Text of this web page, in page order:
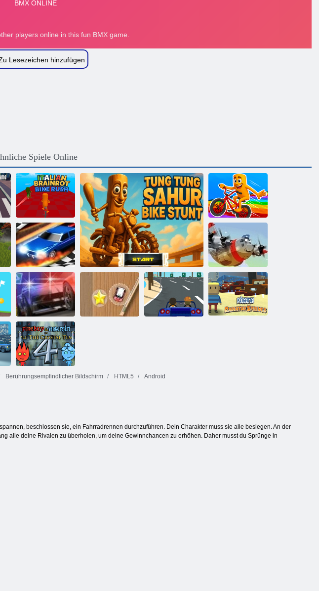
Lesezeichen hinzufügen
Spiele Online
Italienischer
Brainrot -
Fahrradsturm
Italienischer
Brainrotbike
Rush
Race 3d ziehen Heroisch Pilot
Straße Pursuit
Berührungsempfindlicher Bildschirm HTML5 Android
beschlossen sie, ein Fahrradrennen durchzuführen. Dein Charakter muss sie alle besiegen. An der
alle deine Rivalen zu überholen, um deine Gewinnchancen zu erhöhen. Daher musst du Sprünge in